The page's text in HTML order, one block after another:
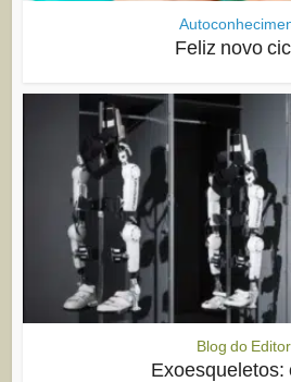
Feliz novo
Blog do Editor
Exoesqueletos: